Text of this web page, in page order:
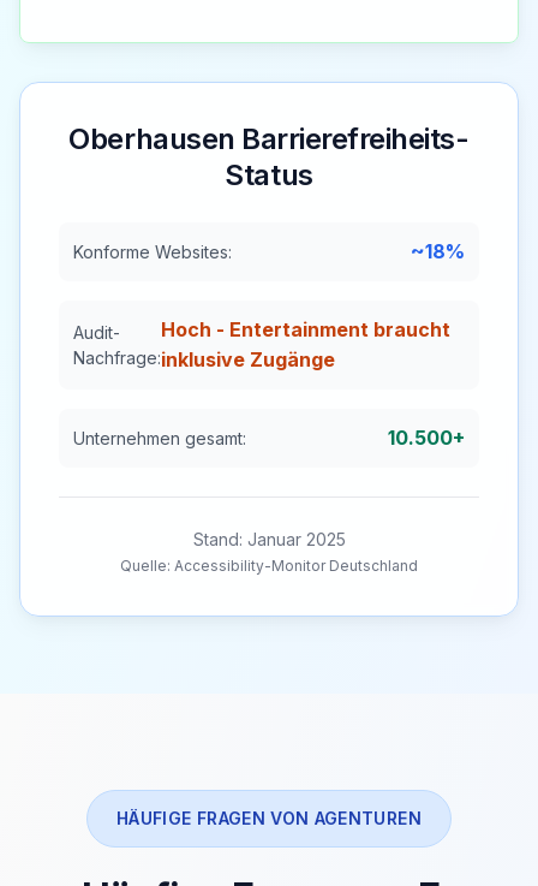
Oberhausen Barrierefreiheits-
Status
Konforme Websites: ~18%
Audit-
Nachfrage:
Hoch - Entertainment braucht
inklusive Zugänge
Unternehmen gesamt: 10.500+
Stand: Januar 2025
Quelle: Accessibility-Monitor Deutschland
HÄUFIGE FRAGEN VON AGENTUREN